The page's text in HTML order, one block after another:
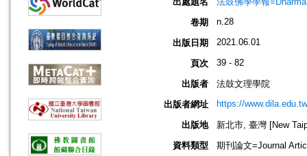
卷期
n.28
出版日期 2021.06.01
頁次 39 - 82
出版者
法鼓文理學院
出版者網址
https://
出版地
新北市, 臺灣 [New
資料類型
期刊論文=Journal